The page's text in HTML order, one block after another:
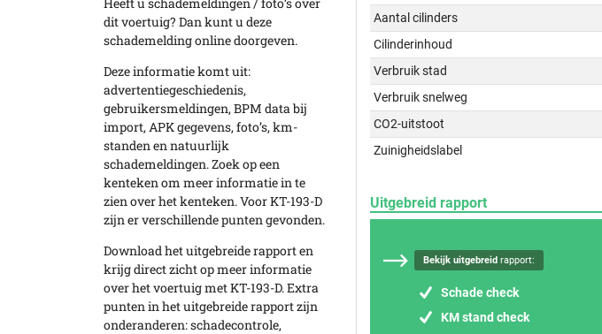
dit voertuig? Dan kunt u deze
schademelding online doorgeven.
Deze informatie komt uit:
advertentiegeschiedenis,
gebruikersmeldingen, BPM data bij
import, APK gegevens, foto’s, km-
standen en natuurlijk
schademeldingen. Zoek op een
kenteken om meer informatie in te
zien over het kenteken. Voor KT-193-D
zijn er verschillende punten gevonden.
Download het uitgebreide rapport en
krijg direct zicht op meer informatie
over het voertuig met KT-193-D. Extra
punten in het uitgebreide rapport zijn
onderanderen: schadecontrole,
Aantal cilinders
Cilinderinhoud
Verbruik stad
Verbruik snelweg
CO2-uitstoot
Zuinigheidslabel
Uitgebreid rapport
Bekijk uitgebreid rapport:
Schade check
KM stand check